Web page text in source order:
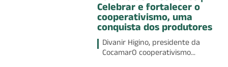
Celebrar e fortalecer o
cooperativismo, uma
conquista dos produtores
Divanir Higino, presidente da
CocamarO cooperativismo...